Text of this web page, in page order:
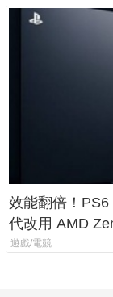
效能翻倍！
代改用 AMD
120fps 與全光
遊戲/電競